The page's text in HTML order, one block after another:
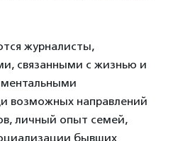
журналисты,
связанными с жизнью и
возможных направлений
личный опыт семей,
бывших